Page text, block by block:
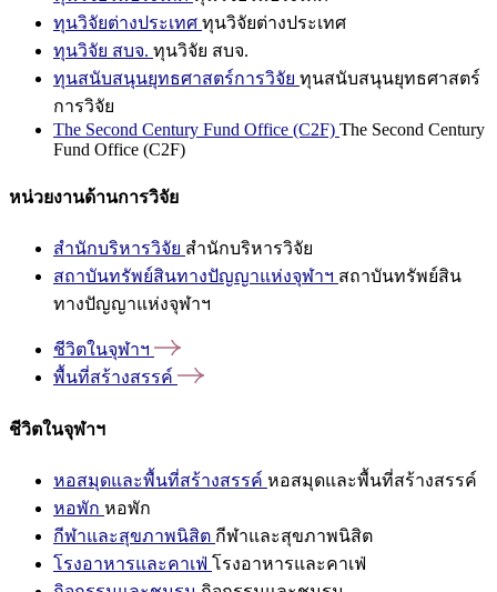
ทุนวิจัยต่างประเทศ ทุนวิจัยต่างประเทศ
ทุนวิจัย สบจ. ทุนวิจัย สบจ.
ทุนสนับสนุนยุทธศาสตร์การวิจัย ทุนสนับสนุนยุทธศาสตร์
การวิจัย
The Second Century Fund Office (C2F) The Second Century
Fund Office (C2F)
หน่วยงานด้านการวิจัย
สำนักบริหารวิจัย สำนักบริหารวิจัย
สถาบันทรัพย์สินทางปัญญาแห่งจุฬาฯ สถาบันทรัพย์สิน
ทางปัญญาแห่งจุฬาฯ
ชีวิตในจุฬาฯ
พื้นที่สร้างสรรค์
ชีวิตในจุฬาฯ
หอสมุดและพื้นที่สร้างสรรค์ หอสมุดและพื้นที่สร้างสรรค์
หอพัก หอพัก
กีฬาและสุขภาพนิสิต กีฬาและสุขภาพนิสิต
โรงอาหารและคาเฟ่ โรงอาหารและคาเฟ่